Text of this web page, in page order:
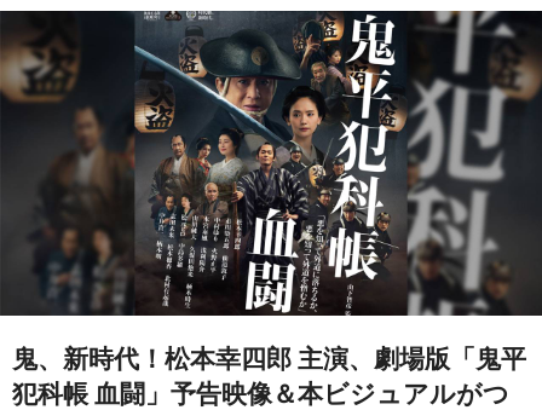
鬼、新時代！松本幸四郎 主演、劇場版「鬼平
犯科帳 血闘」予告映像＆本ビジュアルがつ